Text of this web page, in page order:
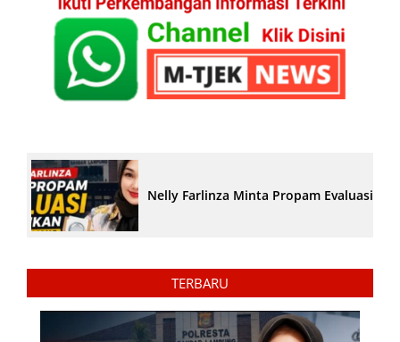
Nelly Farlinza Minta Propam Evaluasi
TERBARU